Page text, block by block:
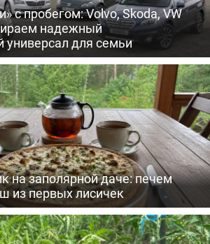
с пробегом: Volvo, Skoda, VW
надежный
универсал для семьи
на заполярной даче: печем
из первых лисичек